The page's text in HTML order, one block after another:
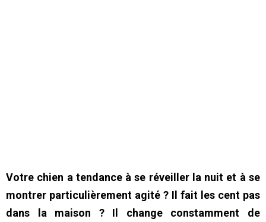
Votre chien a tendance à se réveiller la nuit et à se
montrer particulièrement agité ? Il fait les cent pas
dans la maison ? Il change constamment de